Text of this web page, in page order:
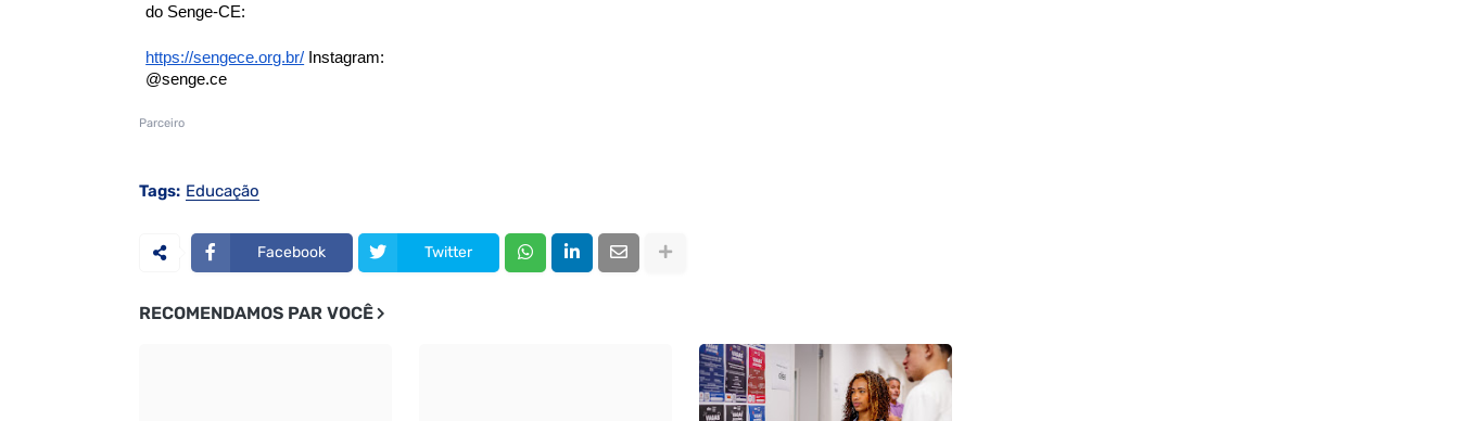
do Senge-CE:
https://sengece.org.br/ Instagram:
@senge.ce
Parceiro
Tags: Educação
Facebook Twitter
RECOMENDAMOS PAR VOCÊ